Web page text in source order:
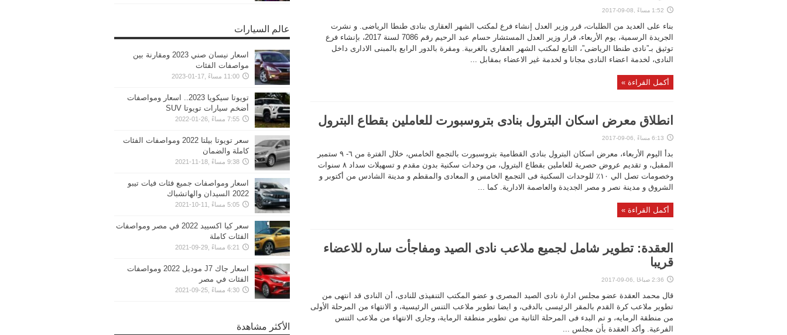
1:52 مساءً ,08-09-2017
بناء على العديد من الطلبات، قرر وزير العدل إنشاء فرع لمكتب الشهر العقارى بنادى طنطا الرياضى. و نشرت
الجريدة الرسمية، يوم الأربعاء، قرار وزير العدل المستشار حسام عبد الرحيم رقم 7086 لسنة 2017، بإنشاء فرع
توثيق بـ”نادى طنطا الرياضى”، التابع لمكتب الشهر العقارى بالغربية. ومقرة بالدور الرابع بالمبنى الادارى داخل
النادى، لخدمة اعضاء النادى مجانا و لخدمة غير الاعضاء بمقابل ...
أكمل القراءة »
انطلاق معرض اسكان البترول بنادى بتروسبورت للعاملين بقطاع البترول
6:13 مساءً ,06-09-2017
بدأ اليوم الأربعاء، معرض اسكان البترول بنادى القطامية بتروسبورت بالتجمع الخامس، خلال الفترة من ٦- ٩ ستمبر
المقبل، و تقديم عروض حصرية للعاملين بقطاع البترول، من وحدات سكنية بدون مقدم و تسهيلات سداد ٨ سنوات
وخصومات تصل الي ١٠٪‏ للوحدات السكنية فى التجمع الخامس و المعادى والمقطم و مدينة الشادس من أكتوبر و
الشروق و مدينة نصر و مصر الجديدة والعاصمة الادارية. كما ...
أكمل القراءة »
العقدة: تطوير شامل لجميع ملاعب نادى الصيد ومفاجأت ساره للاعضاء
قريبا
2:36 صباحًا ,06-09-2017
قال محمد العقدة عضو مجلس ادارة نادى الصيد المصرى و عضو المكتب التنفيذى للنادى، أن النادى قد انتهى من
تطوير ملاعب كرة القدم بالمقر الرئيسى بالدقى، و ايضا تطوير ملاعب التنس الرئيسية، و الانتهاء من المرحلة الأولى
من منطقة الرمايه، و تم البدء فى المرحلة الثانية من تطوير منطقة الرماية، وجارى الانتهاء من ملاعب التنس
الفرعية. وأكد العقدة بأن مجلس ...
عالم السيارات
اسعار نيسان صني 2023 ومقارنة بين
مواصفات الفئات
11:00 مساءً ,17-01-2023
تويوتا سيكويا 2023.. اسعار ومواصفات
أضخم سيارات تويوتا SUV
7:55 مساءً ,26-01-2022
سعر تويوتا بيلتا 2022 ومواصفات الفئات
كاملة والضمان
9:38 مساءً ,18-11-2021
اسعار ومواصفات جميع فئات فيات تيبو
2022 السيدان والهاتشباك
5:05 مساءً ,11-10-2021
سعر كيا اكسييد 2022 في مصر ومواصفات
الفئات كاملة
6:21 مساءً ,29-09-2021
اسعار جاك J7 موديل 2022 ومواصفات
الفئات في مصر
4:30 مساءً ,25-09-2021
الأكثر مشاهدة